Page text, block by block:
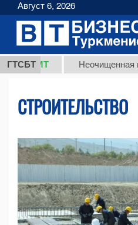
ГТСБТ Неочищенная
СТРОИТЕЛЬСТВО
Август 6, 2026